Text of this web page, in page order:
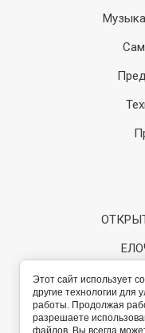
Этот сайт использует
другие технологии для
работы. Продолжая
разрешаете
файлов. Вы всегда